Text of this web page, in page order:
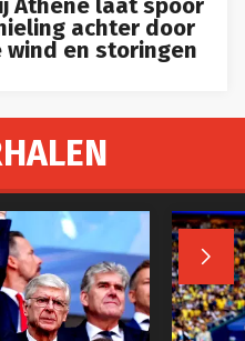
achter door
wind en storingen
